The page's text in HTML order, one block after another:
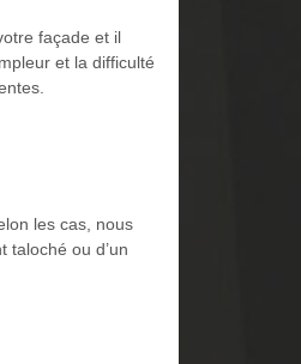
façade et il
et la difficulté
les cas, nous
taloché ou d’un